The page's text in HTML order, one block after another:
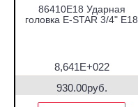
86410E18 Ударная
головка E-STAR 3/4" Е18
8,641E+022
930.00руб.